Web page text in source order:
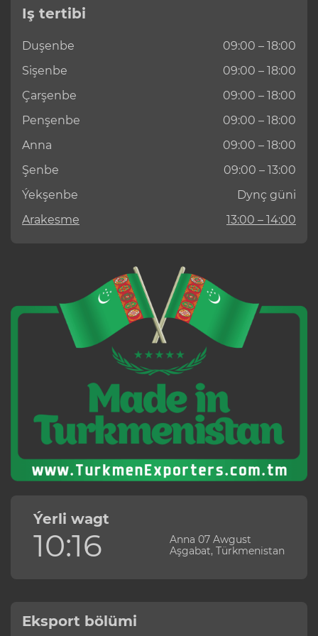
Iş tertibi
Duşenbe
09:00 – 18:00
Sişenbe
09:00 – 18:00
Çarşenbe
09:00 – 18:00
Penşenbe
09:00 – 18:00
Anna
09:00 – 18:00
Şenbe
09:00 – 13:00
Ýekşenbe
Dynç güni
Arakesme
13:00 – 14:00
Ýerli wagt
10:16
Anna 07 Awgust
Aşgabat, Türkmenistan
Eksport bölümi